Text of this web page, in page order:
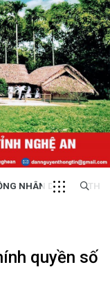
NHÂN DÂN
quyền số